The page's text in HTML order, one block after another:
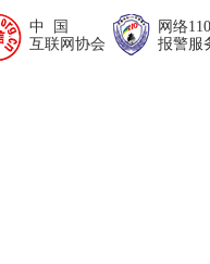
中 国
互联网协会
网络110
报警服